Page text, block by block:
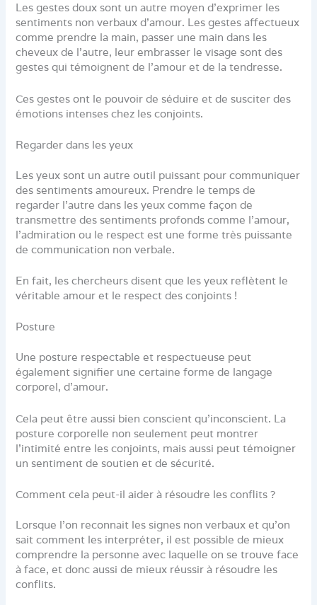
Les gestes doux sont un autre moyen d’exprimer les
sentiments non verbaux d’amour. Les gestes affectueux
comme prendre la main, passer une main dans les
cheveux de l’autre, leur embrasser le visage sont des
gestes qui témoignent de l’amour et de la tendresse.
Ces gestes ont le pouvoir de séduire et de susciter des
émotions intenses chez les conjoints.
Regarder dans les yeux
Les yeux sont un autre outil puissant pour communiquer
des sentiments amoureux. Prendre le temps de
regarder l’autre dans les yeux comme façon de
transmettre des sentiments profonds comme l’amour,
l’admiration ou le respect est une forme très puissante
de communication non verbale.
En fait, les chercheurs disent que les yeux reflètent le
véritable amour et le respect des conjoints !
Posture
Une posture respectable et respectueuse peut
également signifier une certaine forme de langage
corporel, d’amour.
Cela peut être aussi bien conscient qu’inconscient. La
posture corporelle non seulement peut montrer
l’intimité entre les conjoints, mais aussi peut témoigner
un sentiment de soutien et de sécurité.
Comment cela peut-il aider à résoudre les conflits ?
Lorsque l’on reconnait les signes non verbaux et qu’on
sait comment les interpréter, il est possible de mieux
comprendre la personne avec laquelle on se trouve face
à face, et donc aussi de mieux réussir à résoudre les
conflits.